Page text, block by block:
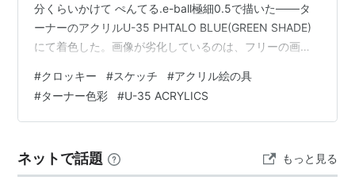
分くらいかけて ぺんてる.e-ball極細0.5で描いた───タ
ーナーのアクリルU-35 PHTALO BLUE(GREEN SHADE)
にて着色した。画像が劣化しているのは、フリーの画像
ーで補正したからだろう。これを書きながら気になって
きたので、もう一度upしてみた。 ドラえもんとX-MENの
ミスティークを混ぜたような仕上がりとなり、アナログ
る"云々は、紙上で起こる色の広がりや混色のこ…
#クロッキー #スケッチ #アクリル絵の具
#ターナー色彩 #U-35 ACRYLICS
ネットで話題 もっと見る